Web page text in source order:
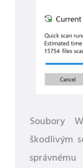
Soubory
škodlivým